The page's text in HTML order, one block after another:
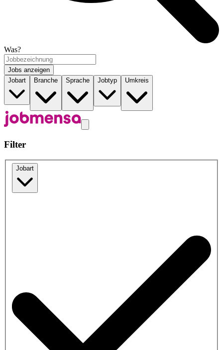
Was?
Jobs anzeigen
Jobart
Branche Sprache Jobtyp Umkreis
Filter
Jobart